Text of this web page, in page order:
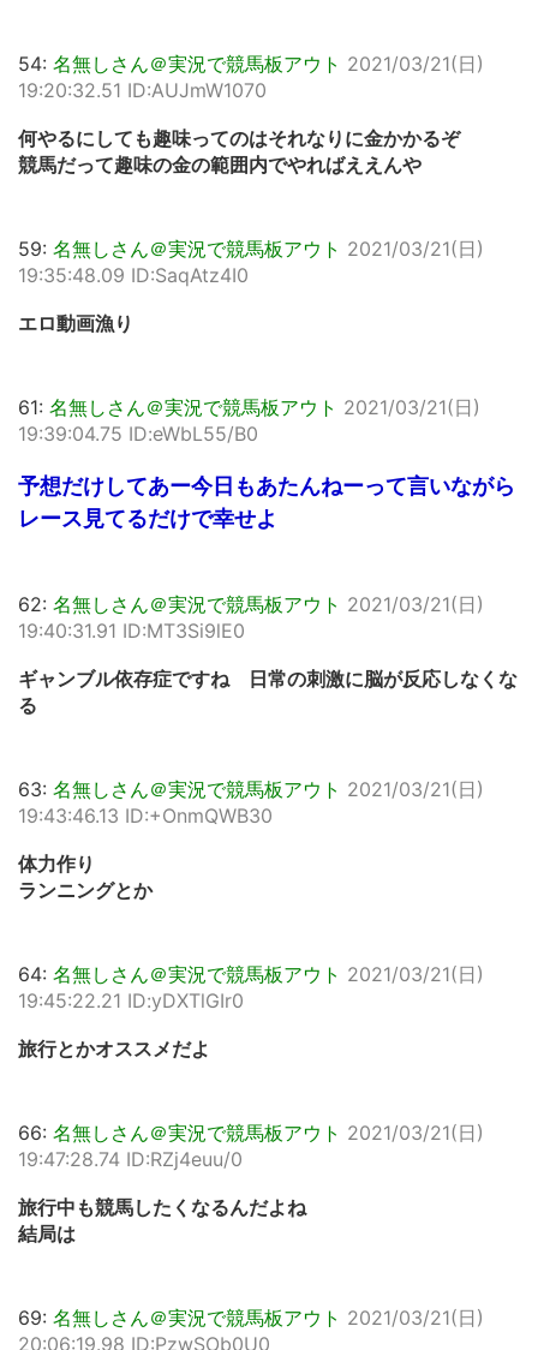
54: 名無しさん＠実況で競馬板アウト 2021/03/21(日)
19:20:32.51 ID:AUJmW1070
何やるにしても趣味ってのはそれなりに金かかるぞ
競馬だって趣味の金の範囲内でやればええんや
59: 名無しさん＠実況で競馬板アウト 2021/03/21(日)
19:35:48.09 ID:SaqAtz4I0
エロ動画漁り
61: 名無しさん＠実況で競馬板アウト 2021/03/21(日)
19:39:04.75 ID:eWbL55/B0
予想だけしてあー今日もあたんねーって言いながら
レース見てるだけで幸せよ
62: 名無しさん＠実況で競馬板アウト 2021/03/21(日)
19:40:31.91 ID:MT3Si9lE0
ギャンブル依存症ですね 日常の刺激に脳が反応しなくな
る
63: 名無しさん＠実況で競馬板アウト 2021/03/21(日)
19:43:46.13 ID:+OnmQWB30
体力作り
ランニングとか
64: 名無しさん＠実況で競馬板アウト 2021/03/21(日)
19:45:22.21 ID:yDXTlGIr0
旅行とかオススメだよ
66: 名無しさん＠実況で競馬板アウト 2021/03/21(日)
19:47:28.74 ID:RZj4euu/0
旅行中も競馬したくなるんだよね
結局は
69: 名無しさん＠実況で競馬板アウト 2021/03/21(日)
20:06:19.98 ID:PzwSOb0U0